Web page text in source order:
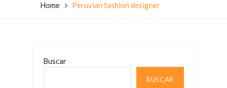
Home Peruvian fashion designer
Buscar
BUSCAR